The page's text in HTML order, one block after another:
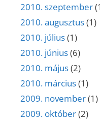
2010. szeptember
2010. augusztus(1)
2010. július(1)
2010. június(6)
2010. május(2)
2010. március(1)
2009. november(1)
2009. október(2)